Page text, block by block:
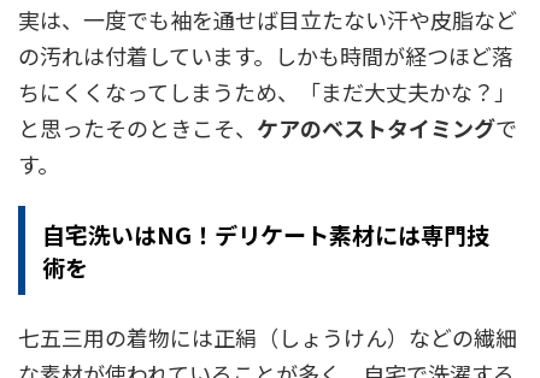
実は、一度でも袖を通せば目立たない汗や皮脂など
の汚れは付着しています。しかも時間が経つほど落
ちにくくなってしまうため、「まだ大丈夫かな？」
と思ったそのときこそ、 ケアのベストタイミングで
す。
自宅洗いはNG！デリケート素材には専門技
術を
七五三用の着物には正絹（しょうけん）などの繊細